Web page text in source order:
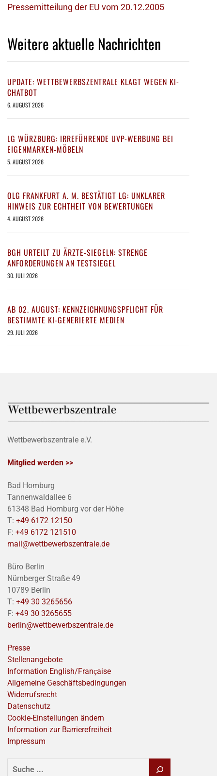
Pressemitteilung der EU vom 20.12.2005
Weitere aktuelle Nachrichten
UPDATE: WETTBEWERBSZENTRALE KLAGT WEGEN KI-
CHATBOT
6. AUGUST 2026
LG WÜRZBURG: IRREFÜHRENDE UVP-WERBUNG BEI
EIGENMARKEN-MÖBELN
5. AUGUST 2026
OLG FRANKFURT A. M. BESTÄTIGT LG: UNKLARER
HINWEIS ZUR ECHTHEIT VON BEWERTUNGEN
4. AUGUST 2026
BGH URTEILT ZU ÄRZTE-SIEGELN: STRENGE
ANFORDERUNGEN AN TESTSIEGEL
30. JULI 2026
AB 02. AUGUST: KENNZEICHNUNGSPFLICHT FÜR
BESTIMMTE KI-GENERIERTE MEDIEN
29. JULI 2026
Wettbewerbszentrale e.V.
Mitglied werden >>
Bad Homburg
Tannenwaldallee 6
61348 Bad Homburg vor der Höhe
T: +49 6172 12150
F: +49 6172 121510
mail@wettbewerbszentrale.de
Büro Berlin
Nürnberger Straße 49
10789 Berlin
T: +49 30 3265656
F: +49 30 3265655
berlin@wettbewerbszentrale.de
Presse
Stellenangebote
Information English/Franҫaise
Allgemeine Geschäftsbedingungen
Widerrufsrecht
Datenschutz
Cookie-Einstellungen ändern
Information zur Barrierefreiheit
Impressum
SUCHEN